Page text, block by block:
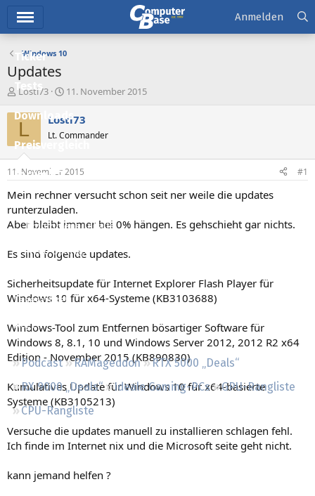
Ticker
Tests
Downloads
Preisvergleich
Forum
Aktuelles
Empfohlene Inhalte
Neue Beiträge
Leserartikel
Regeln
Podcast RAMageddon
RTX 5000 „Deals“
RX 9000 „Deals“
Ideale Gaming-PCs
GPU-Rangliste
CPU-Rangliste
Anmelden
Windows 10
Updates
E
s
e
e
r
Losti73
E
s
e
l
t
a
11. November 2015
L Losti73
Lt. Commander
11. November 2015 #1
Mein rechner versucht schon seit ner weile die updates
runterzuladen.
Aber bleibt immer bei 0% hängen. Es gehschieht gar nichts.
Es sind folgende updates.
Sicherheitsupdate für Internet Explorer Flash Player für
Windows 10 für x64-Systeme (KB3103688)
Windows-Tool zum Entfernen bösartiger Software für
Windows 8, 8.1, 10 und Windows Server 2012, 2012 R2 x64
Edition - November 2015 (KB890830)
Kumulatives Update für Windows 10 für x64-basierte
Systeme (KB3105213)
Versuche die updates manuell zu installieren schlagen fehl.
Ich finde im Internet nix und die Microsoft seite geht nicht.
kann jemand helfen ?